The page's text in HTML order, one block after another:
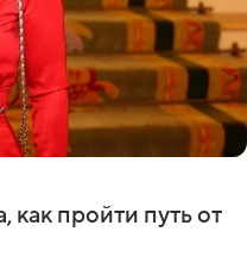
как пройти путь от